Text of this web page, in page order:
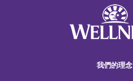
我們的理念